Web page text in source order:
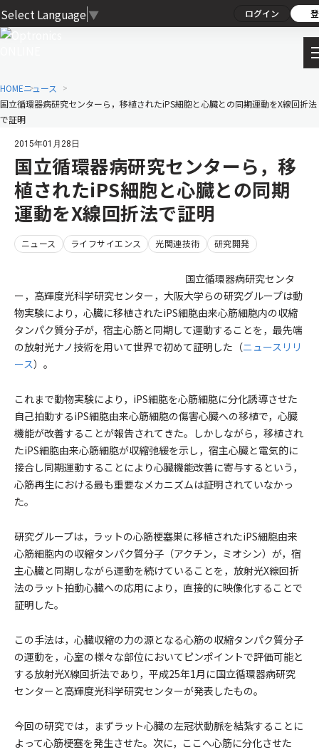
Select Language ▼ ログイン
HOMEニュース
国立循環器病研究センターら，移植されたiPS細胞と心臓との同期運動をX線回折法
で証明
2015年01月28日
国立循環器病研究センターら，移
植されたiPS細胞と心臓との同期
運動をX線回折法で証明
ニュース ライフサイエンス 光関連技術 研究開発
国立循環器病研究センタ
ー，高輝度光科学研究センター，大阪大学らの研究グループは動
物実験により，心臓に移植されたiPS細胞由来心筋細胞内の収縮
タンパク質分子が，宿主心筋と同期して運動することを，最先端
の放射光ナノ技術を用いて世界で初めて証明した（ニュースリリ
ース）。
これまで動物実験により，iPS細胞を心筋細胞に分化誘導させた
自己拍動するiPS細胞由来心筋細胞の傷害心臓への移植で，心臓
機能が改善することが報告されてきた。しかしながら，移植され
たiPS細胞由来心筋細胞が収縮弛緩を示し，宿主心臓と電気的に
接合し同期運動することにより心臓機能改善に寄与するという，
心筋再生における最も重要なメカニズムは証明されていなかっ
た。
研究グループは，ラットの心筋梗塞巣に移植されたiPS細胞由来
心筋細胞内の収縮タンパク質分子（アクチン，ミオシン）が，宿
主心臓と同期しながら運動を続けていることを，放射光X線回折
法のラット拍動心臓への応用により，直接的に映像化することで
証明した。
この手法は，心臓収縮の力の源となる心筋の収縮タンパク質分子
の運動を，心室の様々な部位においてピンポイントで評価可能と
する放射光X線回折法であり，平成25年1月に国立循環器病研究
センターと高輝度光科学研究センターが発表したもの。
今回の研究では，まずラット心臓の左冠状動脈を結紮することに
よって心筋梗塞を発生させた。次に，ここへ心筋に分化させた